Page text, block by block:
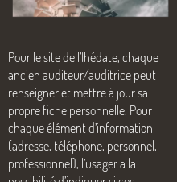
Pour le site de l’Ihédate, chaque
ancien auditeur/auditrice peut
renseigner et mettre à jour sa
propre fiche personnelle. Pour
chaque élément d’information
(adresse, téléphone, personnel,
professionnel), l’usager a la